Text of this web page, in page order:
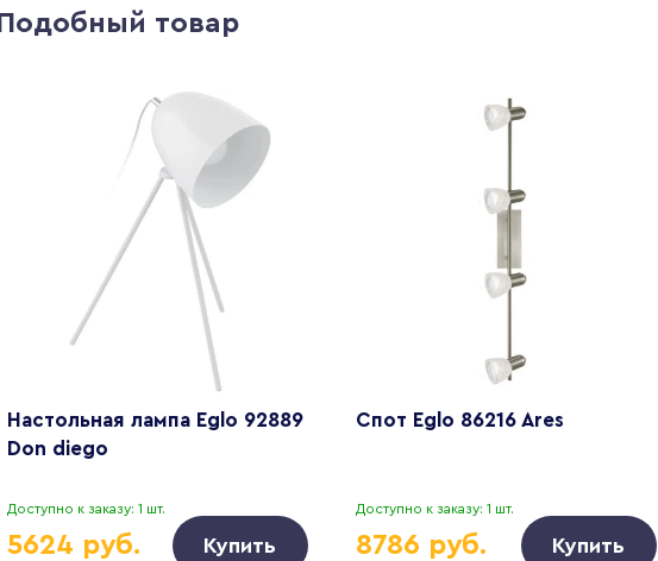
Подобный товар
Настольная лампа Eglo 92889
Don diego
Доступно к заказу: 1 шт.
5624 руб. Купить
Спот Eglo 86216 Ares
Доступно к заказу: 1 шт.
8786 руб. Купить